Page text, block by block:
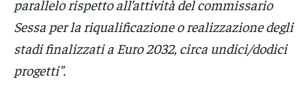
parallelo rispetto all’attività del commissario
Sessa per la riqualificazione o realizzazione degli
stadi finalizzati a Euro 2032, circa undici/dodici
progetti”.